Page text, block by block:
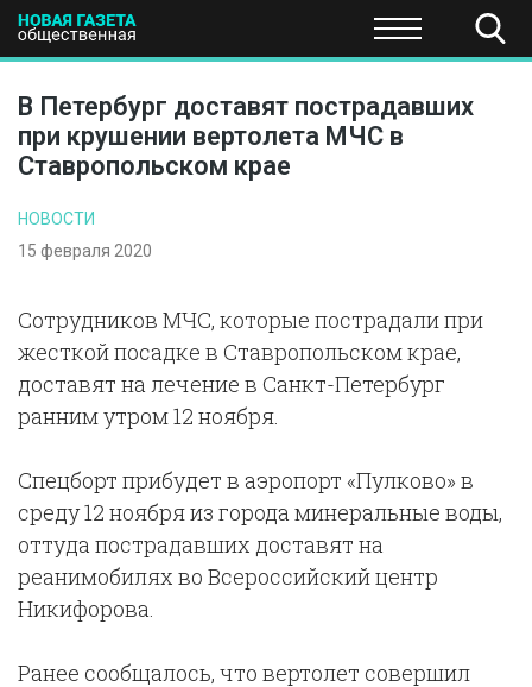
ПОЛИТИКА ЭКОНОМИКА НАУКА И
В Петербург доставят пострадавших
при крушении вертолета МЧС в
Ставропольском крае
НОВОСТИ
15 февраля 2020
Сотрудников МЧС, которые пострадали при
жесткой посадке в Ставропольском крае,
доставят на лечение в Санкт-Петербург
ранним утром 12 ноября.
Спецборт прибудет в аэропорт «Пулково» в
среду 12 ноября из города минеральные воды,
оттуда пострадавших доставят на
реанимобилях во Всероссийский центр
Никифорова.
Ранее сообщалось, что вертолет совершил